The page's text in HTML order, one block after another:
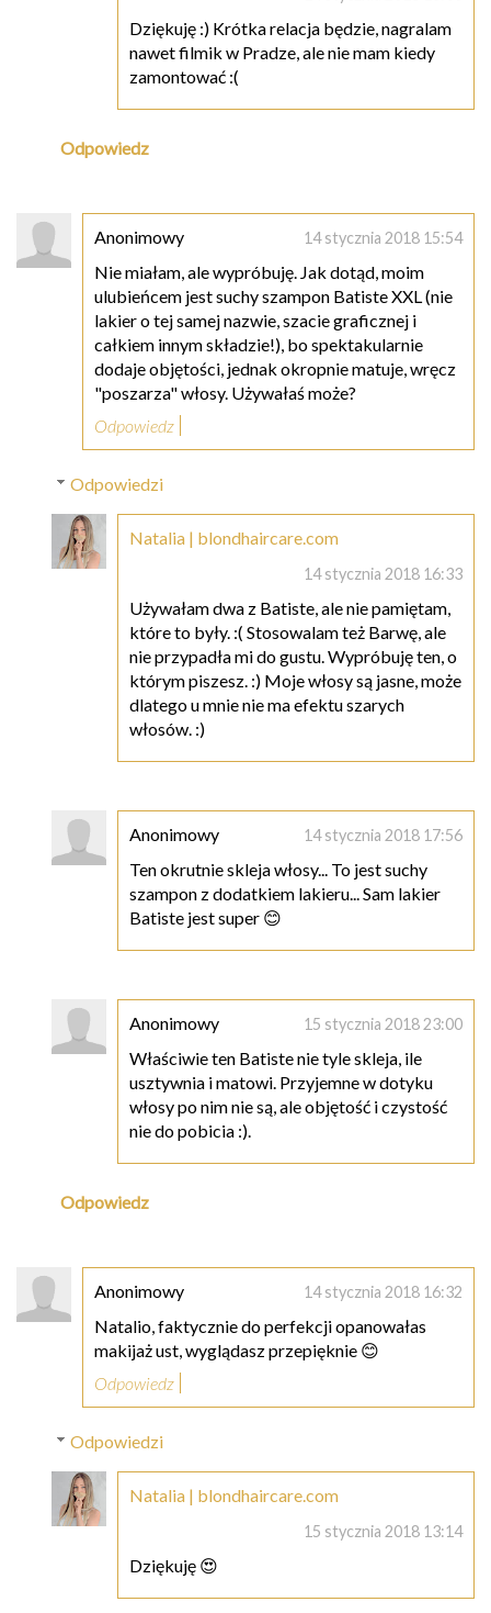
Dziękuję :) Krótka relacja będzie, nagralam
nawet filmik w Pradze, ale nie mam kiedy
zamontować :(
Odpowiedz
Anonimowy 14 stycznia 2018 15:54
Nie miałam, ale wypróbuję. Jak dotąd, moim
ulubieńcem jest suchy szampon Batiste XXL (nie
lakier o tej samej nazwie, szacie graficznej i
całkiem innym składzie!), bo spektakularnie
dodaje objętości, jednak okropnie matuje, wręcz
"poszarza" włosy. Używałaś może?
Odpowiedz
Odpowiedzi
Natalia | blondhaircare.com
14 stycznia 2018 16:33
Używałam dwa z Batiste, ale nie pamiętam,
które to były. :( Stosowalam też Barwę, ale
nie przypadła mi do gustu. Wypróbuję ten, o
którym piszesz. :) Moje włosy są jasne, może
dlatego u mnie nie ma efektu szarych
włosów. :)
Anonimowy 14 stycznia 2018 17:56
Ten okrutnie skleja włosy... To jest suchy
szampon z dodatkiem lakieru... Sam lakier
Batiste jest super 😊
Anonimowy 15 stycznia 2018 23:00
Właściwie ten Batiste nie tyle skleja, ile
usztywnia i matowi. Przyjemne w dotyku
włosy po nim nie są, ale objętość i czystość
nie do pobicia :).
Odpowiedz
Anonimowy 14 stycznia 2018 16:32
Natalio, faktycznie do perfekcji opanowałas
makijaż ust, wyglądasz przepięknie 😊
Odpowiedz
Odpowiedzi
Natalia | blondhaircare.com
15 stycznia 2018 13:14
Dziękuję 😍